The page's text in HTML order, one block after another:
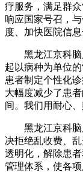
疗服务，满足群
响应国家号召，
度、加快医院信息
黑龙江京科脑
起以病种为单位
患者制定个性化
大幅度减少了患
间。我们用耐心
黑龙江京科脑
决拒绝乱收费、
透明化，解除患
管理体系，使各